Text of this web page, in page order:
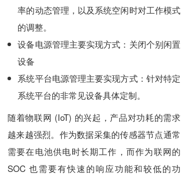
率的动态管理，以及系统空闲时对工作模式
的调整。
设备电源管理主要实现方式：关闭个别闲置
设备
系统平台电源管理主要实现方式：针对特定
系统平台的非常见设备具体定制。
随着物联网 (IoT) 的兴起，产品对功耗的需求
越来越强烈。作为数据采集的传感器节点通常
需要在电池供电时长期工作，而作为联网的
SOC 也需要有快速的响应功能和较低的功